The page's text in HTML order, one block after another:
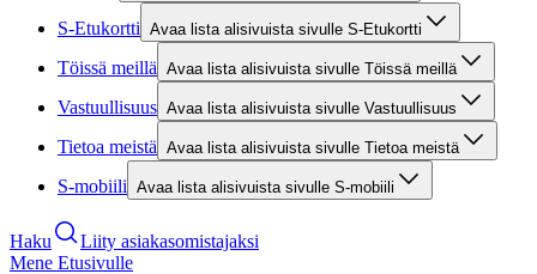
S-Etukortti Avaa lista alisivuista sivulle S-Etukortti
Töissä meillä Avaa lista alisivuista sivulle Töissä meillä
Vastuullisuus Avaa lista alisivuista sivulle Vastuullisuus
Tietoa meistä Avaa lista alisivuista sivulle Tietoa meistä
S-mobiili Avaa lista alisivuista sivulle S-mobiili
Haku
Liity asiakasomistajaksi
Mene Etusivulle